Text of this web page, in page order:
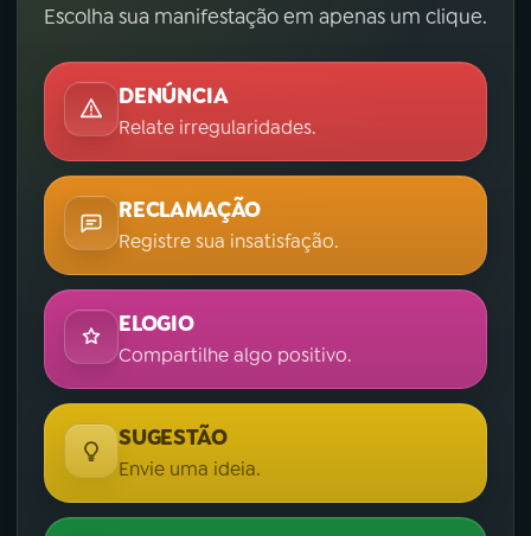
Escolha sua manifestação em apenas um clique.
DENÚNCIA
Relate irregularidades.
RECLAMAÇÃO
Registre sua insatisfação.
ELOGIO
Compartilhe algo positivo.
SUGESTÃO
Envie uma ideia.